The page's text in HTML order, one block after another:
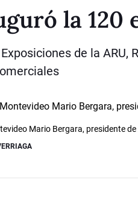
la 120
de la ARU,
Mario Bergara, presidente